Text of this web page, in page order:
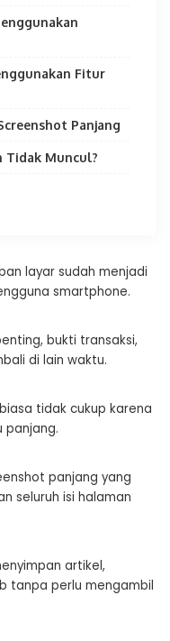
Fitur
Panjang
Tidak Muncul?
layar sudah menjadi
smartphone.
bukti transaksi,
di lain waktu.
biasa tidak cukup karena
panjang.
panjang yang
seluruh isi halaman
artikel,
tanpa perlu mengambil